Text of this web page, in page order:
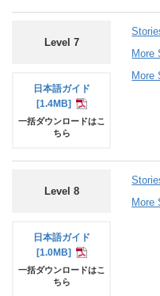
Level 7
日本語ガイド
[1.4MB]
一括ダウンロードはこ
ちら
More
More
Level 8
日本語ガイド
[1.0MB]
一括ダウンロードはこ
ちら
More